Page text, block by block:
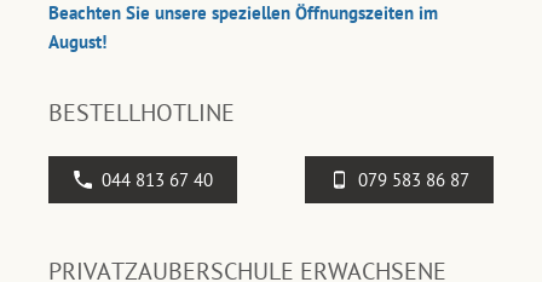
Beachten Sie unsere speziellen Öffnungszeiten im
August!
BESTELLHOTLINE
044 813 67 40 079 583 86 87
PRIVATZAUBERSCHULE ERWACHSENE